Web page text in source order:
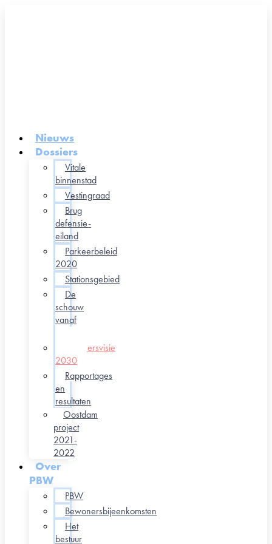
Nieuws
Dossiers
Vitale
binnenstad
Vestingraad
Brug
defensie-
eiland
Parkeerbeleid
2020
Stationsgebied
De
schouw
vanaf
Verkeersvisie
2030
Rapportages
en
resultaten
Oostdam
project
2021-
2022
Over
PBW
PBW
Bewonersbijeenkomsten
Het
bestuur